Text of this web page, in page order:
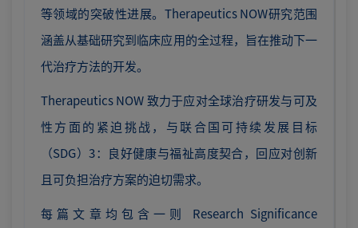
等领域的突破性进展。Therapeutics NOW研究范围
涵盖从基础研究到临床应用的全过程，旨在推动下一
代治疗方法的开发。
Therapeutics NOW 致力于应对全球治疗研发与可及
性方面的紧迫挑战，与联合国可持续发展目标
（SDG）3：良好健康与福祉高度契合，回应对创新
且可负担治疗方案的迫切需求。
每篇文章均包含一则 Research Significance